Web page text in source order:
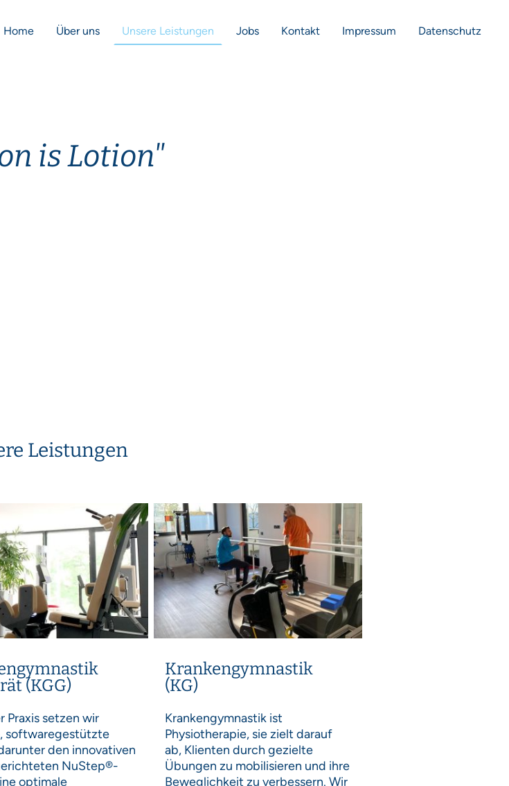
Home Über uns Unsere Leistungen Jobs Kontakt Impressum Datenschutz
is Lotion"
Leistungen
(KGG)
Praxis setzen wir
softwaregestützte
den innovativen
NuStep®-
optimale
Krankengymnastik
(KG)
Krankengymnastik ist
Physiotherapie, sie zielt darauf
ab, Klienten durch gezielte
Übungen zu mobilisieren und ihre
Beweglichkeit zu verbessern. Wir